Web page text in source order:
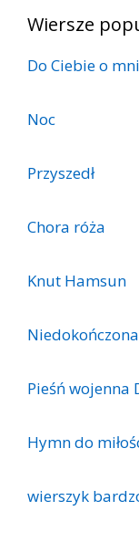
Wiersze
Do Ciebie o
Noc
Przyszedł
Chora róża
Knut Hamsun
Pieśń wojenna
Hymn do
wierszyk